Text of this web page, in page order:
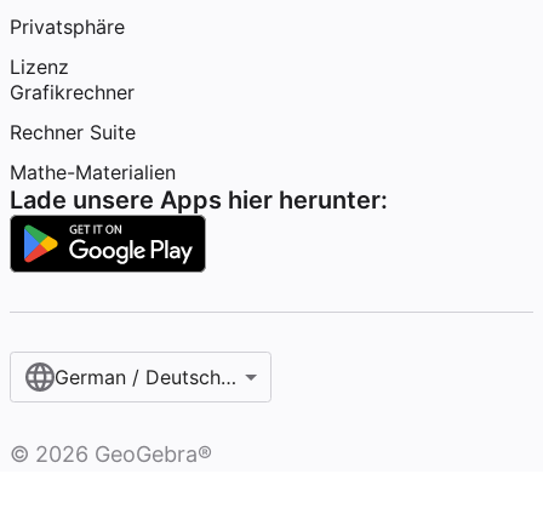
Privatsphäre
Lizenz
Grafikrechner
Rechner Suite
Mathe-Materialien
Lade unsere Apps hier herunter:
German / Deutsch (Österreich)‎
© 2026 GeoGebra®